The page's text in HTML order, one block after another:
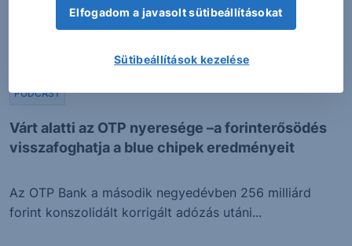
Várt alatti az OTP nyeresége –a forinterősödés
visszafoghatja a blue chipek eredményeit
PODCAST
Az OTP Bank a második negyedévben 256 milliárd
forint konszolidált korrigált adózás utáni...
Elfogadom a javasolt sütibeállításokat
Sütibeállítások kezelése